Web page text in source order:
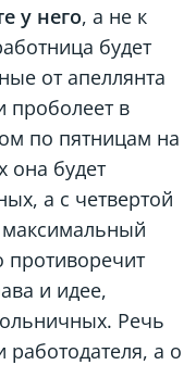
у него, а не к
будет
от апеллянта
проболеет в
по пятницам на
она будет
а с четвертой
противоречит
и идее,
Речь
а о